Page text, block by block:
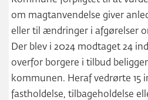
om magtanvendelse giver
eller til ændringer i afgørelser
Der blev i 2024 modtaget 24
overfor borgere i tilbud
kommunen. Heraf vedrørte 15
fastholdelse, tilbageholdelse